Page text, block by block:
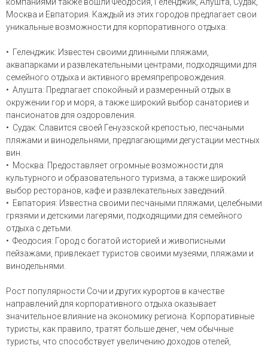
Москва и Евпатория. Каждый из этих городов предлагает свои
уникальные возможности для корпоративного отдыха:
• Геленджик: Известен своими длинными пляжами,
аквапарками и развлекательными центрами, подходящими для
семейного отдыха и активного времяпрепровождения.
• Алушта: Предлагает спокойный и размеренный отдых в
окружении гор и моря, а также широкий выбор санаториев и
пансионатов для оздоровления.
• Судак: Славится своей Генуэзской крепостью, песчаными
пляжами и винодельнями, предлагающими дегустации местных
вин.
• Москва: Предоставляет огромные возможности для
культурного и образовательного туризма, а также широкий
выбор ресторанов, кафе и развлекательных заведений.
• Евпатория: Известна своими песчаными пляжами, целебными
грязями и детскими лагерями, подходящими для семейного
отдыха с детьми.
• Феодосия: Город с богатой историей и живописными
пейзажами, привлекает туристов своими музеями, пляжами и
винодельнями.
Рост популярности Сочи и других курортов в качестве
направлений для корпоративного отдыха оказывает
значительное влияние на экономику региона. Корпоративные
туристы, как правило, тратят больше денег, чем обычные
туристы, что способствует увеличению доходов отелей,